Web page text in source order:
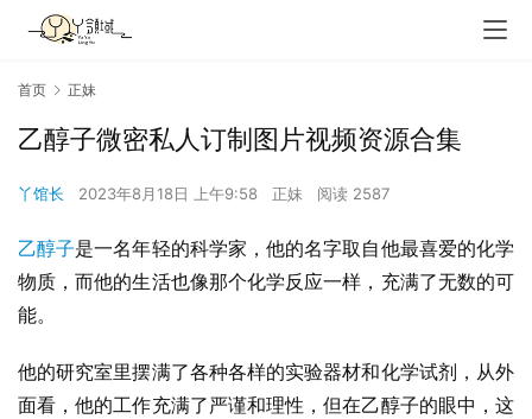
首页 正妹
乙醇子微密私人订制图片视频资源合集
丫馆长 2023年8月18日 上午9:58 正妹 阅读 2587
乙醇子是一名年轻的科学家，他的名字取自他最喜爱的化学
物质，而他的生活也像那个化学反应一样，充满了无数的可
能。
他的研究室里摆满了各种各样的实验器材和化学试剂，从外
面看，他的工作充满了严谨和理性，但在乙醇子的眼中，这